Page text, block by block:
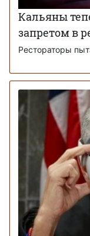
Кальяны
запретом в
Рестораторы